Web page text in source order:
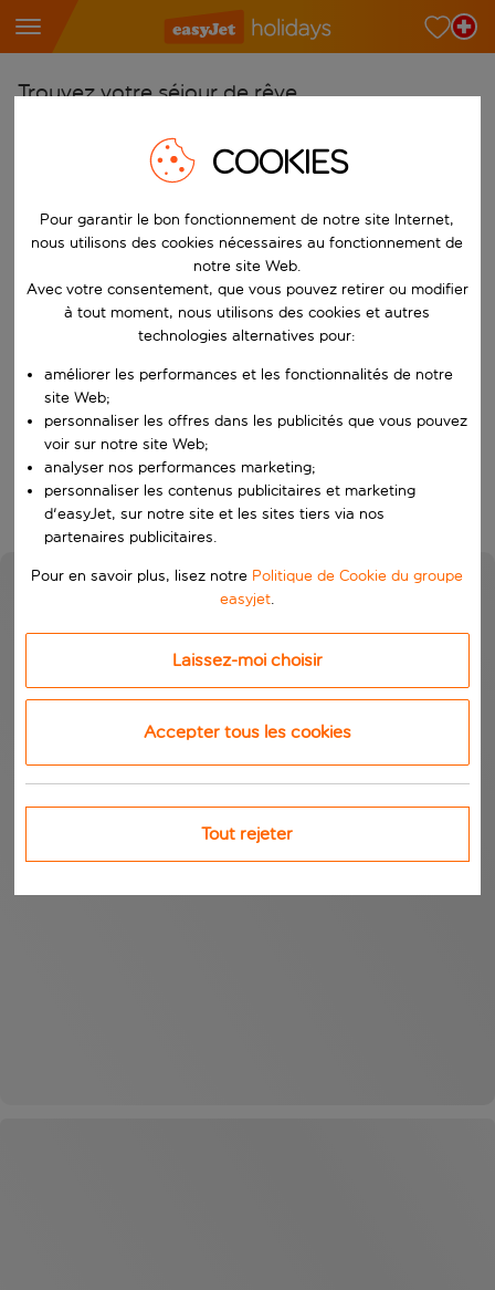
Trouvez votre séjour de rêve
Commencez à taper pour la saisie automatique. Lorsque les
Choisissez votre aéroport
Commencez à taper pour la saisie automatique. Lorsque les
Choisissez votre destination
Vers
Choisissez vos dates
Quand
Qui
Rechercher
COOKIES
Pour garantir le bon fonctionnement de notre site Internet,
nous utilisons des cookies nécessaires au fonctionnement de
notre site Web.
Avec votre consentement, que vous pouvez retirer ou modifier
à tout moment, nous utilisons des cookies et autres
technologies alternatives pour:
améliorer les performances et les fonctionnalités de notre
site Web;
personnaliser les offres dans les publicités que vous pouvez
voir sur notre site Web;
analyser nos performances marketing;
personnaliser les contenus publicitaires et marketing
d'easyJet, sur notre site et les sites tiers via nos
partenaires publicitaires.
Pour en savoir plus, lisez notre Politique de Cookie du groupe
easyjet.
Laissez-moi choisir
Accepter tous les cookies
Tout rejeter